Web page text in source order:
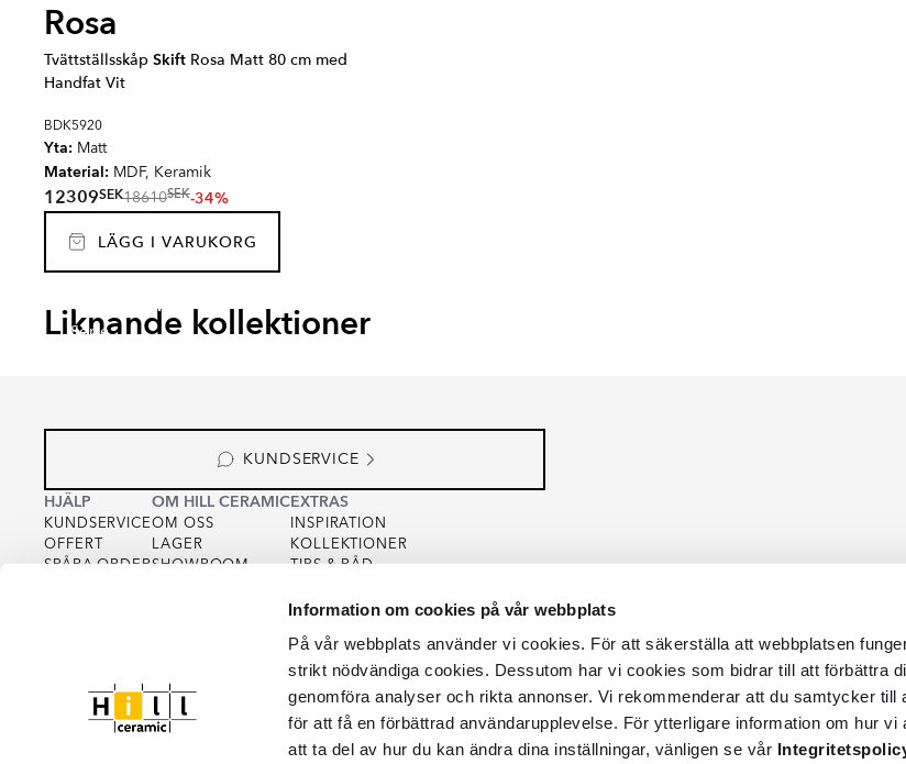
Information om cookies på vår webbplats
På vår webbplats använder vi cookies. För att säkerställa att webbplatsen
strikt nödvändiga cookies. Dessutom har vi cookies som bidrar till att förbättra
genomföra analyser och rikta annonser. Vi rekommenderar att du samtycker till
för att få en förbättrad användarupplevelse. För ytterligare information om hur vi
att ta del av hur du kan ändra dina inställningar, vänligen se vår
Rosa
Tvättställsskåp Skift Rosa Matt 80 cm med
Handfat Vit
BDK5920
Yta: Matt
Material: MDF, Keramik
12309SEK18610SEK-34%
LÄGG I VARUKORG
Liknande kollektioner
Serie
CARRANO
Serie
KUNDSERVICE
HJÄLP
KUNDSERVICE
OFFERT
SPÅRA ORDER
OM HILL CERAMIC
OM OSS
LAGER
SHOWROOM
EXTRAS
INSPIRATION
KOLLEKTIONER
TIPS & RÅD
COOKIEPOLICY